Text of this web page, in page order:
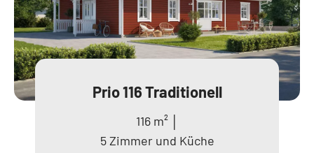
Prio 116 Traditionell
116 m² │
5 Zimmer und Küche